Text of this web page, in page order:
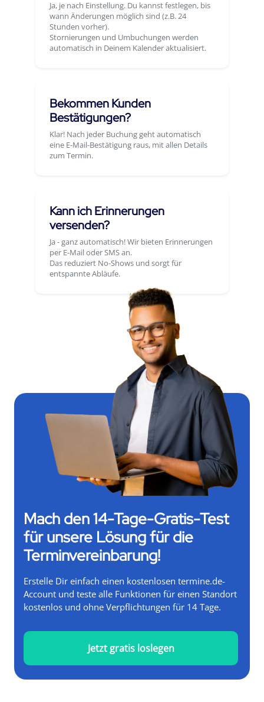
Ja, je nach Einstellung. Du kannst festlegen, bis
wann Änderungen möglich sind (z.B. 24
Stunden vorher).
Stornierungen und Umbuchungen werden
automatisch in Deinem Kalender aktualisiert.
Bekommen Kunden
Bestätigungen?
Klar! Nach jeder Buchung geht automatisch
eine E-Mail-Bestätigung raus, mit allen Details
zum Termin.
Kann ich Erinnerungen
versenden?
Ja - ganz automatisch! Wir bieten Erinnerungen
per E-Mail oder SMS an.
Das reduziert No-Shows und sorgt für
entspannte Abläufe.
Mach den 14-Tage-Gratis-Test
für unsere Lösung für die
Terminvereinbarung!
Erstelle Dir einfach einen kostenlosen termine.de-
Account und teste alle Funktionen für einen Standort
kostenlos und ohne Verpflichtungen für 14 Tage.
Jetzt gratis loslegen